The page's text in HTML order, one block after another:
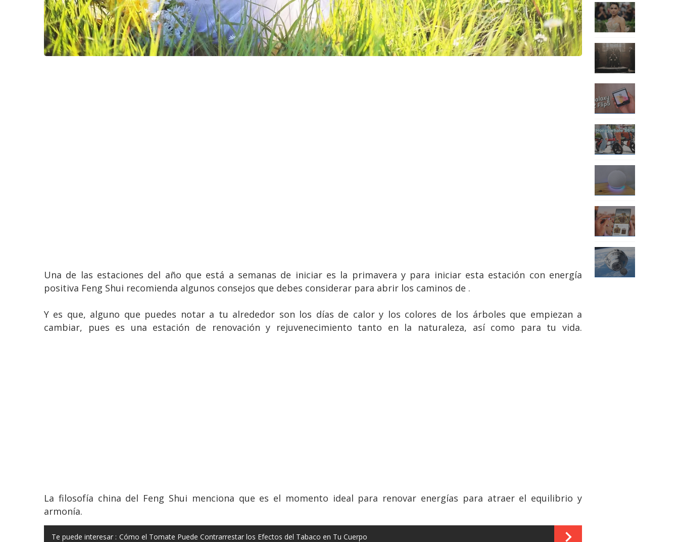
Una de las estaciones del año que está a semanas de iniciar es la primavera y para iniciar esta estación con energía
positiva Feng Shui recomienda algunos consejos que debes considerar para abrir los caminos de .
Y es que, alguno que puedes notar a tu alrededor son los días de calor y los colores de los árboles que empiezan a
cambiar, pues es una estación de renovación y rejuvenecimiento tanto en la naturaleza, así como para tu vida.
La filosofía china del Feng Shui menciona que es el momento ideal para renovar energías para atraer el equilibrio y
armonía.
Te puede interesar : Cómo el Tomate Puede Contrarrestar los Efectos del Tabaco en Tu Cuerpo